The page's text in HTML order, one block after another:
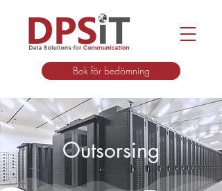
Bok för bedömning
Outsorsing